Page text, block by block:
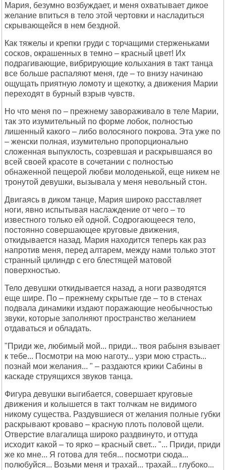
Мария, безумно возбуждает, и меня охватывает дикое
желание впиться в тело этой чертовки и насладиться
скрывающейся в нем бездной.
Как тяжелы и крепки груди с торчащими стерженьками
сосков, окрашенных в темно – красный цвет! Их
подрагивающие, вибрирующие колыхания в такт танца
все больше распаляют меня, где – то внизу начинаю
ощущать приятную ломоту и щекотку, а движения Марии
переходят в бурный взрыв чувств.
Но что меня по – прежнему завораживало в теле Марии,
так это изумительный по форме лобок, полностью
лишенный какого – либо волосяного покрова. Эта уже по
– женски полная, изумительно пропорционально
сложенная выпуклость, созревшая и раскрывшаяся во
всей своей красоте в сочетании с полностью
обнаженной пещерой любви молоденькой, еще никем не
тронутой девушки, вызывала у меня невольный стон.
Двигаясь в диком танце, Мария широко расставляет
ноги, явно испытывая наслаждение от чего – то
известного только ей одной. Содрогающееся тело,
постоянно совершающее круговые движения,
откидывается назад. Мария находится теперь как раз
напротив меня, перед алтарем, между нами только этот
странный цилиндр с его блестящей матовой
поверхностью.
Тело девушки откидывается назад, а ноги разводятся
еще шире. По – прежнему скрытые где – то в стенах
подвала динамики издают поражающие необычностью
звуки, которые заполняют пространство желанием
отдаваться и обладать.
"Приди же, любимый мой... приди... твоя рабыня взывает
к тебе... Посмотри на мою наготу... узри мою страсть...
познай мои желания... " – раздаются крики Сабины в
каскаде струящихся звуков танца.
Фигура девушки выгибается, совершает круговые
движения и колышется в такт толчкам не видимого
никому существа. Раздувшиеся от желания полные губки
раскрывают кроваво – красную плоть половой щели.
Отверстие влагалища широко раздвинуто, и оттуда
исходит какой – то ярко – красный свет... "... Приди, приди
же ко мне... Я готова для тебя... посмотри сюда...
полюбуйся... Возьми меня и трахай... трахай... глубоко...